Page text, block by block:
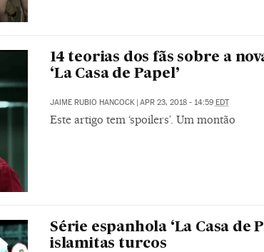
14 teorias dos fãs sobre a
‘La Casa de Papel’
JAIME RUBIO HANCOCK APR 23, 2018 - 14:59 EDT
Este artigo tem ‘spoilers’. Um montão
Série espanhola ‘La Casa de
islamitas turcos